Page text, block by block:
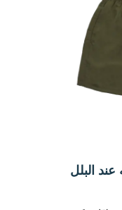
البلل